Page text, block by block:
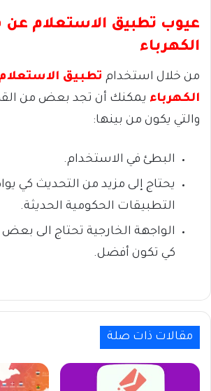
عيوب تطبيق الاستعلام عن
الكهرباء
من خلال استخدام تطبيق
الكهرباء يمكنك أن تجد بعض من
والتي يكون من بينها:
البطئ في الاستخدام.
يحتاج إلى مزيد من التحديث كي
التطبيقات الحكومية الحديثة.
الواجهة الخارجية تحتاج الى
كي تكون أفضل.
مقالات ذات صلة